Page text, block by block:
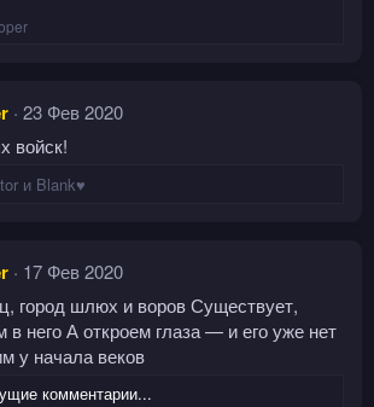
23 Фев 2020
войск!
и Blank♥
17 Фев 2020
город шлюх и воров Существует,
него А откроем глаза — и его уже нет
у начала веков
комментарии...